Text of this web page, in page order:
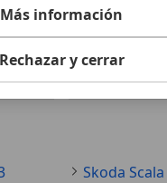
Skoda
Skoda
Más información
Rechazar y cerrar